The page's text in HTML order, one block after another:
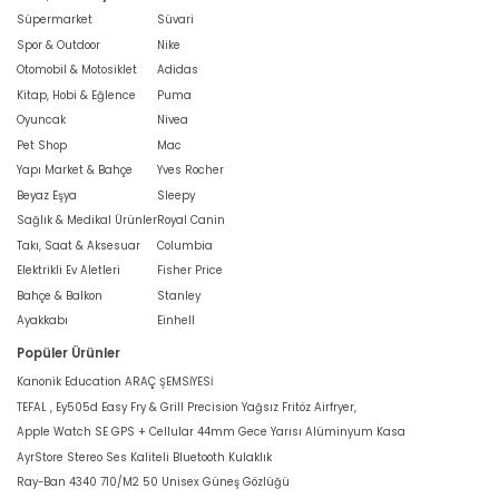
Süpermarket
Spor & Outdoor
Otomobil & Motosiklet
Kitap, Hobi & Eğlence
Oyuncak
Pet Shop
Yapı Market & Bahçe
Beyaz Eşya
Sağlık & Medikal Ürünler
Takı, Saat & Aksesuar
Elektrikli Ev Aletleri
Bahçe & Balkon
Ayakkabı
Süvari
Nike
Adidas
Puma
Nivea
Mac
Yves Rocher
Sleepy
Royal Canin
Columbia
Fisher Price
Stanley
Einhell
Popüler Ürünler
Kanonik Education ARAÇ ŞEMSİYESİ
TEFAL , Ey505d Easy Fry & Grill Precision Yağsız Fritöz Airfryer,
Apple Watch SE GPS + Cellular 44mm Gece Yarısı Alüminyum Kasa
AyrStore Stereo Ses Kaliteli Bluetooth Kulaklık
Ray-Ban 4340 710/M2 50 Unisex Güneş Gözlüğü